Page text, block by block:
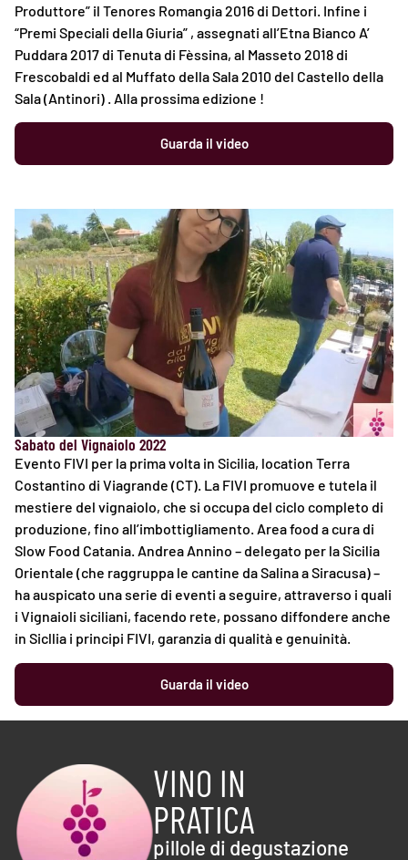
Produttore” il Tenores Romangia 2016 di Dettori. Infine i
“Premi Speciali della Giuria” , assegnati all’Etna Bianco A’
Puddara 2017 di Tenuta di Fèssina, al Masseto 2018 di
Frescobaldi ed al Muffato della Sala 2010 del Castello della
Sala (Antinori) . Alla prossima edizione !
Guarda il video
Sabato del Vignaiolo 2022
Evento FIVI per la prima volta in Sicilia, location Terra
Costantino di Viagrande (CT). La FIVI promuove e tutela il
mestiere del vignaiolo, che si occupa del ciclo completo di
produzione, fino all’imbottigliamento. Area food a cura di
Slow Food Catania. Andrea Annino – delegato per la Sicilia
Orientale (che raggruppa le cantine da Salina a Siracusa) –
ha auspicato una serie di eventi a seguire, attraverso i quali
i Vignaioli siciliani, facendo rete, possano diffondere anche
in Sicllia i principi FIVI, garanzia di qualità e genuinità.
Guarda il video
VINO IN
PRATICA
pillole di degustazione